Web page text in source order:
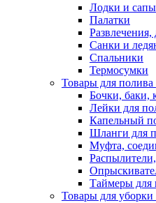
Лодки и сапы
Палатки
Санки и
Спальники
Термосумки
Товары для полива
Бочки, баки,
Лейки для
Капельный
Шланги для
Муфта,
Таймеры для
Товары для уборки